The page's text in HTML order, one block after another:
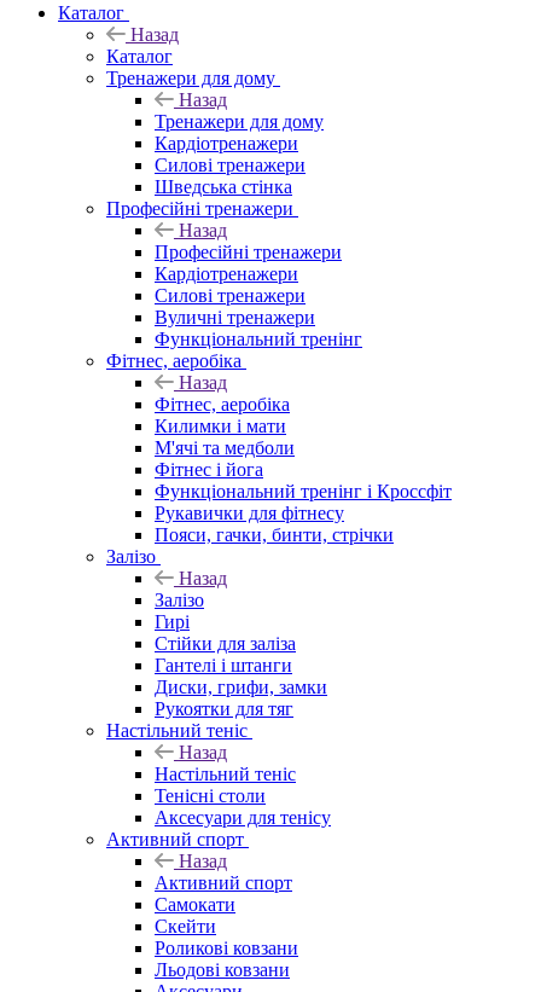
Каталог
Назад
Каталог
Тренажери для дому
Назад
Тренажери для дому
Кардіотренажери
Силові тренажери
Шведська стінка
Професійні тренажери
Назад
Професійні тренажери
Кардіотренажери
Силові тренажери
Вуличні тренажери
Функціональний тренінг
Фітнес, аеробіка
Назад
Фітнес, аеробіка
Килимки і мати
М'ячі та медболи
Фітнес і йога
Функціональний тренінг і Кроссфіт
Рукавички для фітнесу
Пояси, гачки, бинти, стрічки
Залізо
Назад
Залізо
Гирі
Стійки для заліза
Гантелі і штанги
Диски, грифи, замки
Рукоятки для тяг
Настільний теніс
Назад
Настільний теніс
Тенісні столи
Аксесуари для тенісу
Активний спорт
Назад
Активний спорт
Самокати
Скейти
Роликові ковзани
Льодові ковзани